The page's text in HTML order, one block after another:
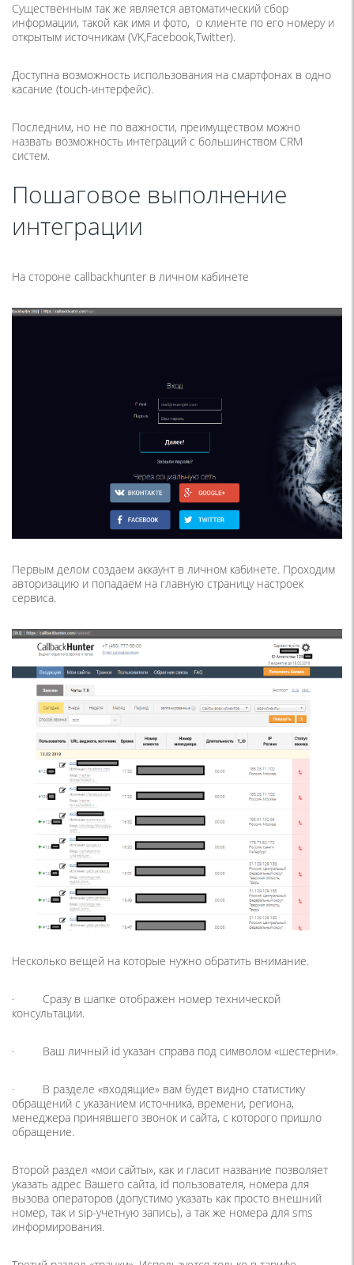
Существенным так же является автоматический сбор
информации, такой как имя и фото, о клиенте по его номеру и
открытым источникам (VK,Facebook,Twitter).
Доступна возможность использования на смартфонах в одно
касание (touch-интерфейс).
Последним, но не по важности, преимуществом можно
назвать возможность интеграций с большинством CRM
систем.
Пошаговое выполнение
интеграции
На стороне callbackhunter в личном кабинете
Первым делом создаем аккаунт в личном кабинете. Проходим
авторизацию и попадаем на главную страницу настроек
сервиса.
Несколько вещей на которые нужно обратить внимание.
· Сразу в шапке отображен номер технической
консультации.
· Ваш личный id указан справа под символом «шестерни».
· В разделе «входящие» вам будет видно статистику
обращений с указанием источника, времени, региона,
менеджера принявшего звонок и сайта, с которого пришло
обращение.
Второй раздел «мои сайты», как и гласит название позволяет
указать адрес Вашего сайта, id пользователя, номера для
вызова операторов (допустимо указать как просто внешний
номер, так и sip-учетную запись), а так же номера для sms
информирования.